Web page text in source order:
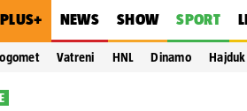
PLUS+ NEWS SHOW SPORT
Vatreni HNL Dinamo Hajduk